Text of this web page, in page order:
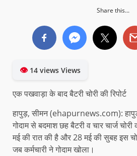
Share this...
👁14 views Views
एक पखवाड़ा के बाद बैटरी चोरी की रिपोर्ट
हापुड़, सीमन (ehapurnews.com):
गोदाम से बदमाश छह बैटरी व चार चार्ज
मई की रात की है और 28 मई की सुबह इस
जब कर्मचारी ने गोदाम खोला।